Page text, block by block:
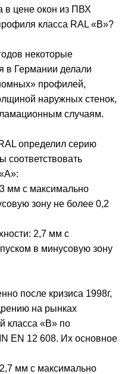
в цене окон из ПВХ
класса RAL «В»?
некоторые
в Германии делали
профилей,
наружных стенок,
случаям.
определил серию
соответствовать
мм с максимально
зону не более 0,2
2,7 мм с
в минусовую зону
после кризиса 1998г,
на рынках
класса «В» по
EN 12 608. Их основное
мм с максимально